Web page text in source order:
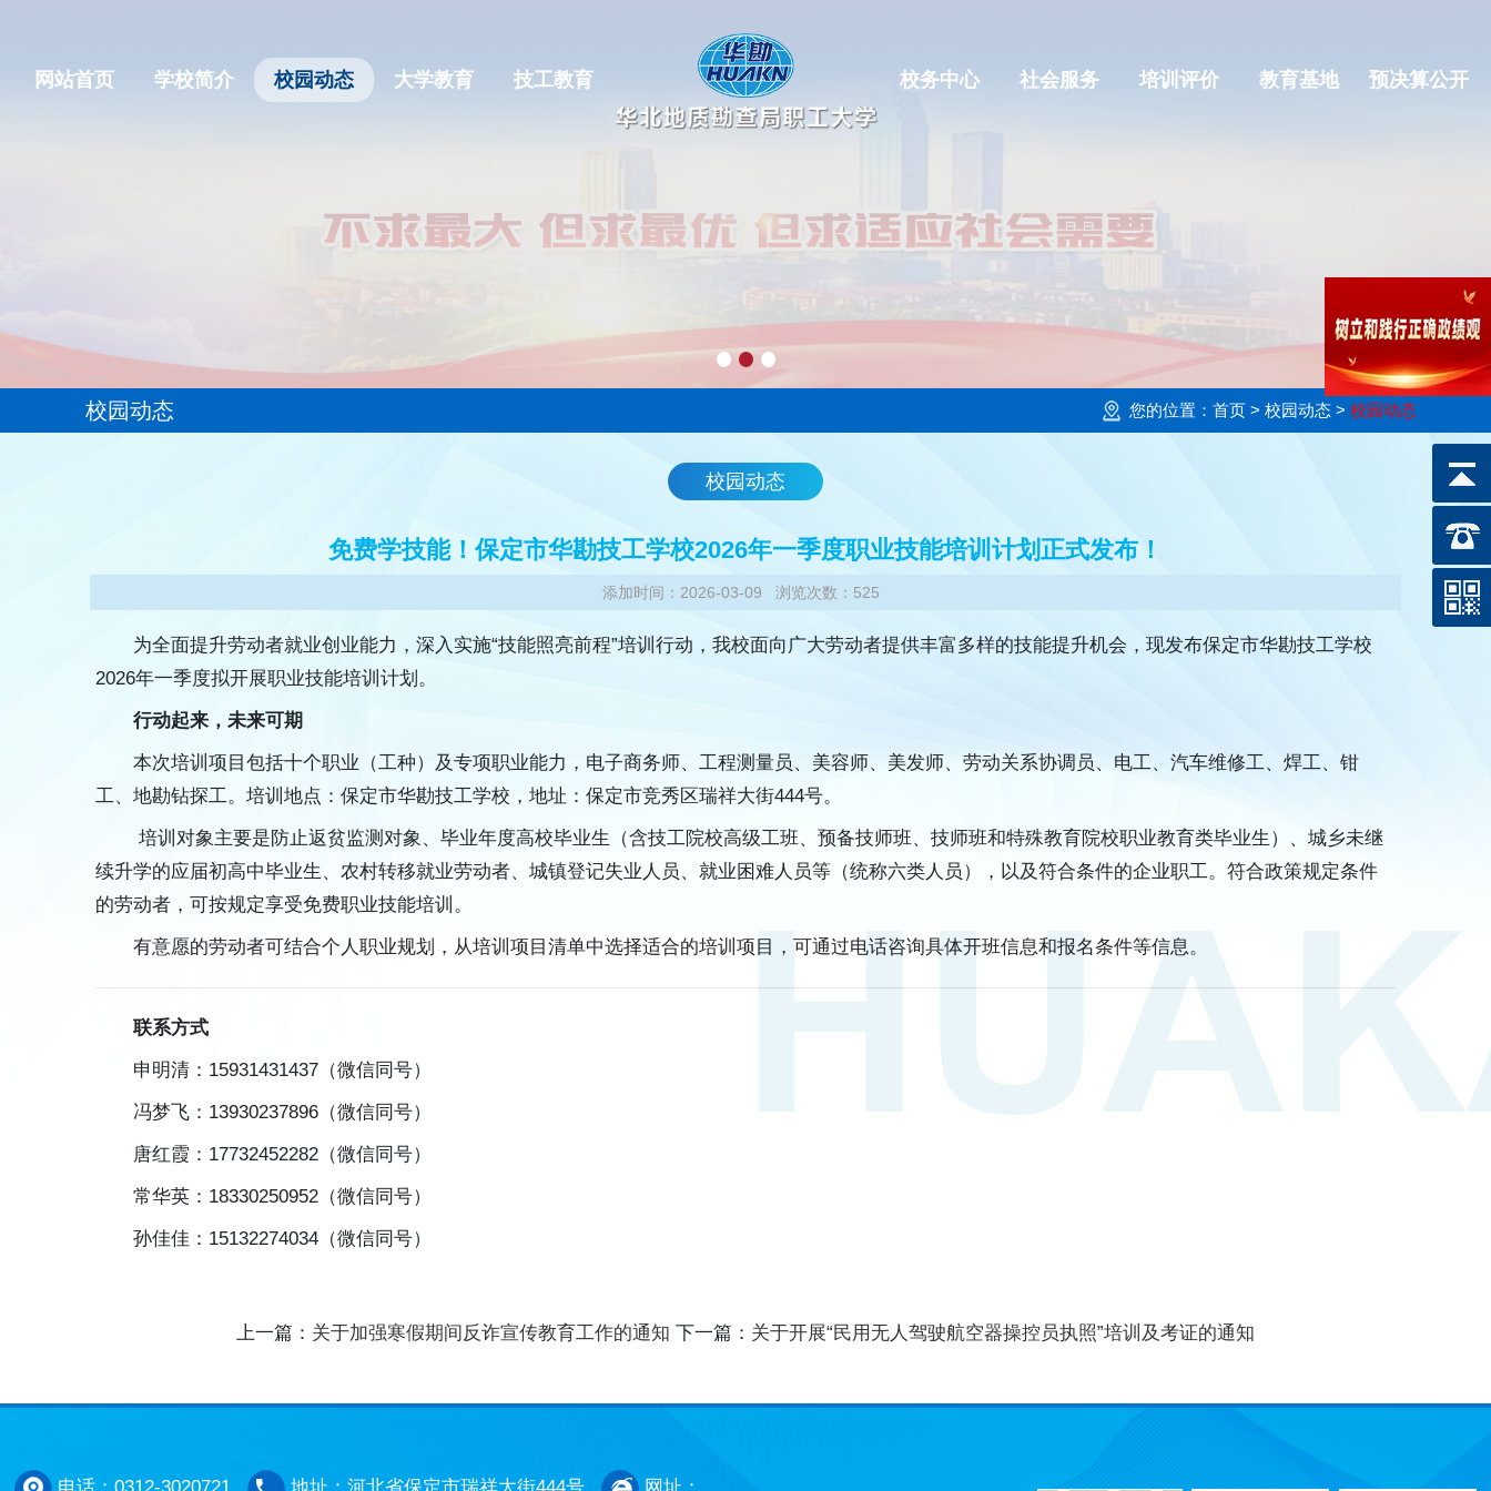
网站首页 学校简介 校园动态 大学教育 技工教育 校务中心 社会服务 培训评价 教育基地 预决算公开
您的位置： 首页> 校园动态 > 校园动态
校园动态
校园动态
免费学技能！保定市华勘技工学校2026年一季度职业技能培训计划正式发布！
添加时间：2026-03-09 浏览次数：525
为全面提升劳动者就业创业能力，深入实施“技能照亮前程”培训行动，我校面向广大劳动者提供丰富多样的技能提升机会，现发布保定市华勘技工学校
2026年一季度拟开展职业技能培训计划。
行动起来，未来可期
本次培训项目包括十个职业（工种）及专项职业能力，电子商务师、工程测量员、美容师、美发师、劳动关系协调员、电工、汽车维修工、焊工、钳
工、地勘钻探工。培训地点：保定市华勘技工学校，地址：保定市竞秀区瑞祥大街444号。
培训对象主要是防止返贫监测对象、毕业年度高校毕业生（含技工院校高级工班、预备技师班、技师班和特殊教育院校职业教育类毕业生）、城乡未继
续升学的应届初高中毕业生、农村转移就业劳动者、城镇登记失业人员、就业困难人员等（统称六类人员），以及符合条件的企业职工。符合政策规定条件
的劳动者，可按规定享受免费职业技能培训。
有意愿的劳动者可结合个人职业规划，从培训项目清单中选择适合的培训项目，可通过电话咨询具体开班信息和报名条件等信息。
联系方式
申明清：15931431437（微信同号）
冯梦飞：13930237896（微信同号）
唐红霞：17732452282（微信同号）
常华英：18330250952（微信同号）
孙佳佳：15132274034（微信同号）
上一篇： 关于加强寒假期间反诈宣传教育工作的通知 下一篇： 关于开展“民用无人驾驶航空器操控员执照”培训及考证的通知